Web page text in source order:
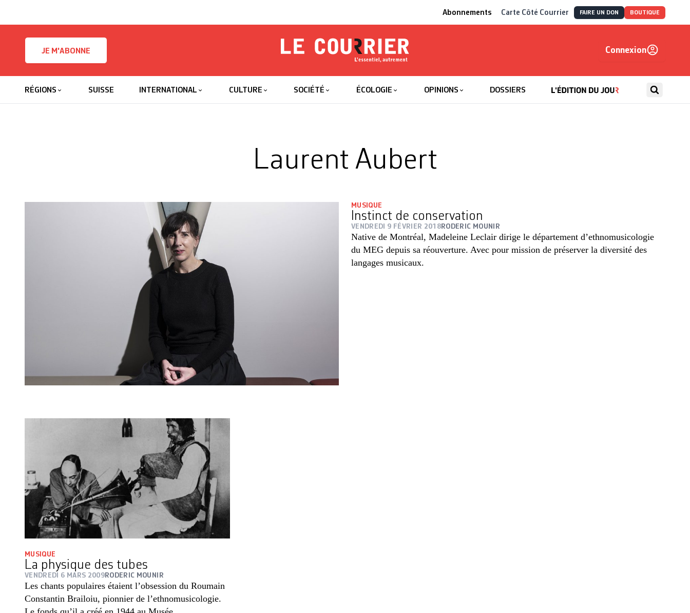
Abonnements Carte Côté Courrier FAIRE UN DON BOUTIQUE
JE M'ABONNE
Le Courrier
Connexion
RÉGIONS SUISSE INTERNATIONAL CULTURE SOCIÉTÉ ÉCOLOGIE OPINIONS DOSSIERS
Laurent Aubert
MUSIQUE
Instinct de conservation
VENDREDI 9 FÉVRIER 2018 RODERIC MOUNIR
Native de Montréal, Madeleine Leclair dirige le département d’ethnomusicologie
du MEG depuis sa réouverture. Avec pour mission de ­préserver la diversité des
langages musicaux.
MUSIQUE
La physique des tubes
VENDREDI 6 MARS 2009 RODERIC MOUNIR
Les chants populaires étaient l’obsession du Roumain
Constantin Brailoiu, pionnier de l’ethnomusicologie.